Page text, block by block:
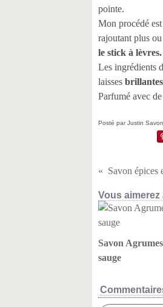
pointe.
Mon procédé
rajoutant plus
le stick à lèvres.
Les ingrédients
laisses brillantes
Parfumé avec
Posté par Justin
Savon épices
Vous aimerez
Savon
sauge